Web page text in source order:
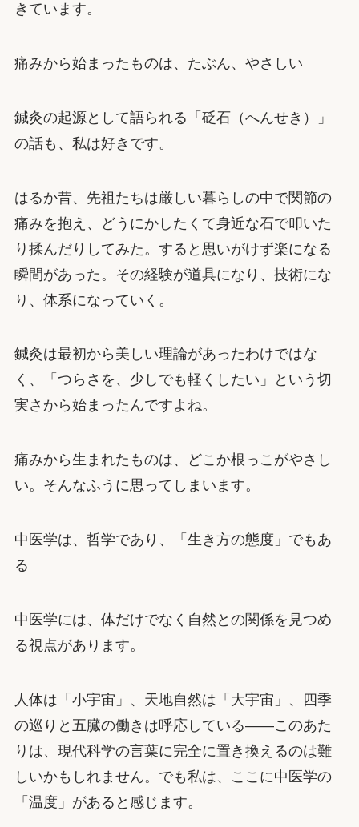
きています。
痛みから始まったものは、たぶん、やさしい
鍼灸の起源として語られる「砭石（へんせき）」
の話も、私は好きです。
はるか昔、先祖たちは厳しい暮らしの中で関節の
痛みを抱え、どうにかしたくて身近な石で叩いた
り揉んだりしてみた。すると思いがけず楽になる
瞬間があった。その経験が道具になり、技術にな
り、体系になっていく。
鍼灸は最初から美しい理論があったわけではな
く、「つらさを、少しでも軽くしたい」という切
実さから始まったんですよね。
痛みから生まれたものは、どこか根っこがやさし
い。そんなふうに思ってしまいます。
中医学は、哲学であり、「生き方の態度」でもあ
る
中医学には、体だけでなく自然との関係を見つめ
る視点があります。
人体は「小宇宙」、天地自然は「大宇宙」、四季
の巡りと五臓の働きは呼応している——このあた
りは、現代科学の言葉に完全に置き換えるのは難
しいかもしれません。でも私は、ここに中医学の
「温度」があると感じます。